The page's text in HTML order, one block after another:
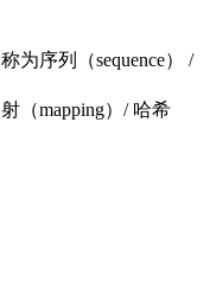
为序列（sequence） /
（mapping）/ 哈希